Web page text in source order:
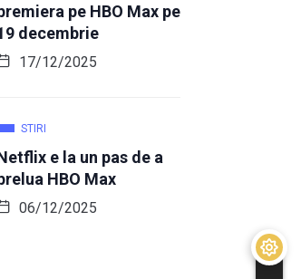
pe HBO Max pe
decembrie
17/12/2025
STIRI
e la un pas de a
HBO Max
06/12/2025